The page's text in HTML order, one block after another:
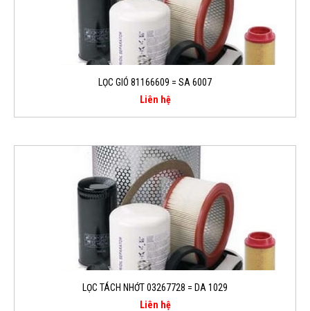
LỌC GIÓ 81166609 = SA 6007
Liên hệ
LỌC TÁCH NHỚT 03267728 = DA 1029
Liên hệ